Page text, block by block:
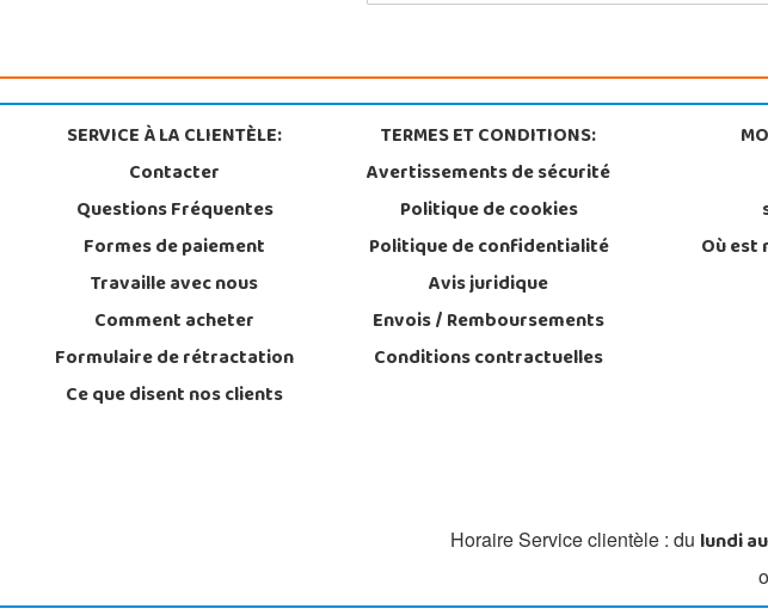
SERVICE À LA CLIENTÈLE:
Contacter
Questions Fréquentes
Formes de paiement
Travaille avec nous
Comment acheter
Formulaire de rétractation
Ce que disent nos clients
TERMES ET CONDITIONS:
Avertissements de sécurité
Politique de cookies
Politique de confidentialité
Avis juridique
Envois / Remboursements
Conditions contractuelles
Où est
Horaire Service clientèle : du lundi